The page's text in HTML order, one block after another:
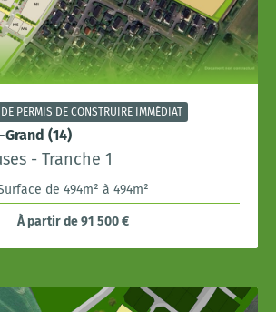
DE PERMIS DE CONSTRUIRE IMMÉDIAT
(14)
- Tranche 1
de 494m² à 494m²
À partir de 91 500 €